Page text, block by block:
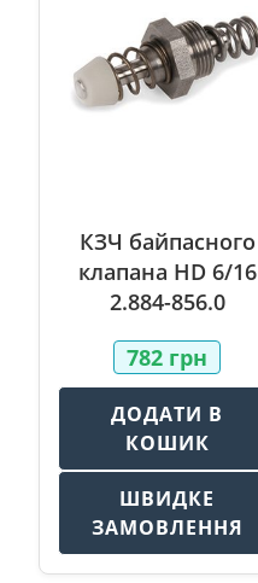
КЗЧ байпасного
клапана HD 6/16
2.884-856.0
782 грн
ДОДАТИ В
КОШИК
ШВИДКЕ
ЗАМОВЛЕННЯ